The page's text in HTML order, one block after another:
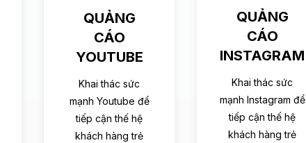
QUẢNG
CÁO
YOUTUBE
Khai thác sức
mạnh Youtube để
tiếp cận thế hệ
khách hàng trẻ
QUẢNG
CÁO
INSTAGRAM
Khai thác sức
mạnh Instagram để
tiếp cận thế hệ
khách hàng trẻ